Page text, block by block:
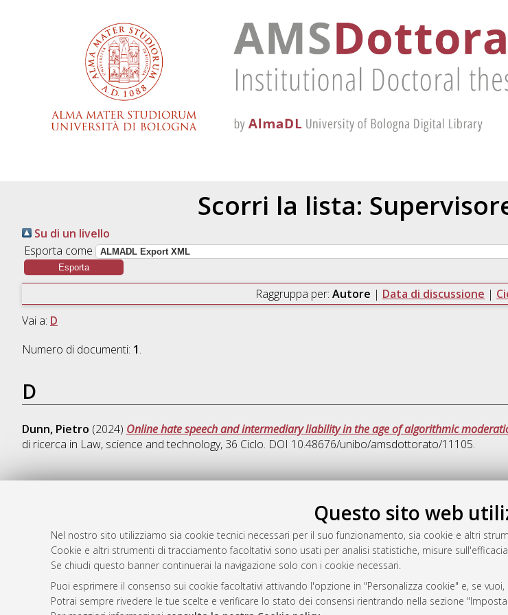
Questo sito web
Nel nostro sito utilizziamo sia cookie tecnici necessari per il suo funzionamento, sia cookie e altri
Cookie e altri strumenti di tracciamento facoltativi sono usati per analisi statistiche, misure
Se chiudi questo banner continuerai la navigazione solo con i cookie necessari.
Puoi esprimere il consenso sui cookie facoltativi attivando l'opzione in "Personalizza cookie" e, se
Potrai sempre rivedere le tue scelte e verificare lo stato dei consensi rientrando nella sezione
Scorri la lista:
Su di un livello
Esporta come
Raggruppa per: Autore | Data di discussione |
Vai a: D
Numero di documenti: 1.
D
Dunn, Pietro (2024) Online hate speech and intermediary liability in the age of algorithmic
di ricerca in Law, science and technology, 36 Ciclo. DOI 10.48676/unibo/amsdottorato/11105.
Rss 1.0
Rss 2.0
AMS Dottorato
ISSN: 2038-7946
Servizio implementato e gestito daAlmaDL
Impostazioni Cookie
Informativa sulla privacy
Condizioni d’uso del sito